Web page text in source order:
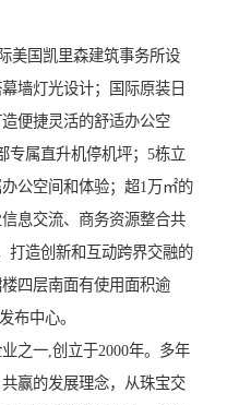
美国凯里森建筑事务所设
墙灯光设计；国际原装日
便捷灵活的舒适办公空
专属直升机停机坪；5栋立
公空间和体验；超1万㎡的
息交流、商务资源整合共
打造创新和互动跨界交融的
四层南面有使用面积逾
布中心。
之一,创立于2000年。多年
赢的发展理念，从珠宝交